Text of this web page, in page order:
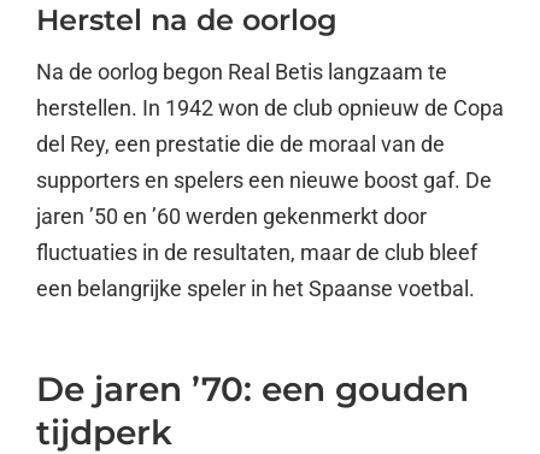
Herstel na de oorlog
Na de oorlog begon Real Betis langzaam te
herstellen. In 1942 won de club opnieuw de Copa
del Rey, een prestatie die de moraal van de
supporters en spelers een nieuwe boost gaf. De
jaren ’50 en ’60 werden gekenmerkt door
fluctuaties in de resultaten, maar de club bleef
een belangrijke speler in het Spaanse voetbal.
De jaren ’70: een gouden
tijdperk